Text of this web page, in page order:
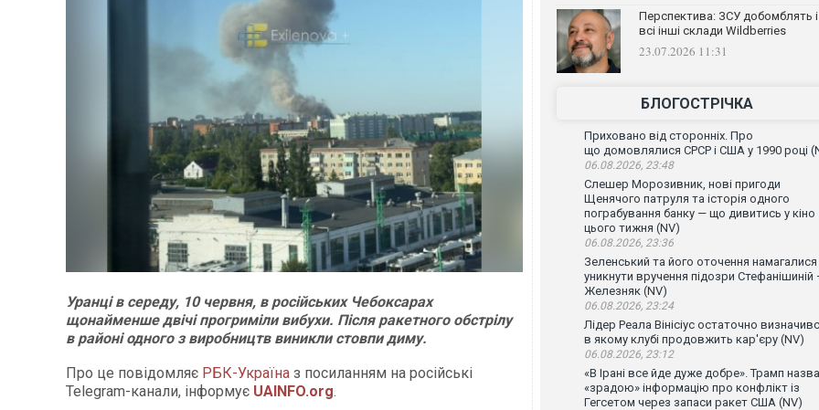
Уранці в середу, 10 червня, в російських Чебоксарах
щонайменше двічі прогриміли вибухи. Після ракетного обстрілу
в районі одного з виробництв виникли стовпи диму.
Про це повідомляє РБК-Україна з посиланням на російські
Telegram-канали, інформує UAINFO.org.
Перспектива: ЗСУ добомблять і
всі інші склади Wildberries
23.07.2026 11:31
БЛОГОСТРІЧКА
Приховано від сторонніх. Про
що домовлялися СРСР і США у 1990 році
06.08.2026, 23:48
Слешер Морозивник, нові пригоди
Щенячого патруля та історія одного
пограбування банку — що дивитись у кіно
цього тижня (NV)
06.08.2026, 23:36
Зеленський та його оточення намагалися
уникнути вручення підозри Стефанішиній
Железняк (NV)
06.08.2026, 23:24
Лідер Реала Вінісіус остаточно
в якому клубі продовжить кар'єру (NV)
06.08.2026, 23:12
«В Ірані все йде дуже добре». Трамп
«зрадою» інформацію про конфлікт із
Гегсетом через запаси ракет США (NV)